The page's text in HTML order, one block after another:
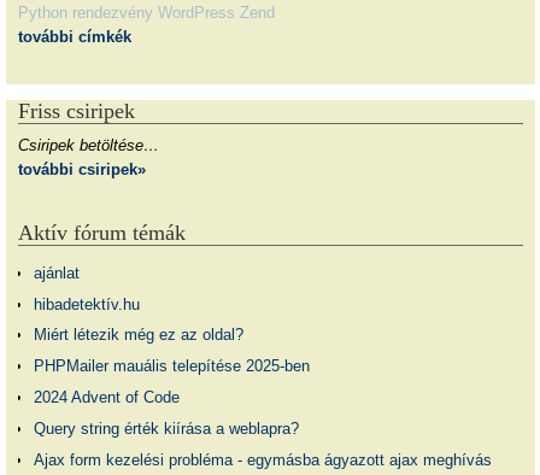
Python rendezvény WordPress Zend
további címkék
Friss csiripek
Csiripek betöltése…
további csiripek»
Aktív fórum témák
ajánlat
hibadetektív.hu
Miért létezik még ez az oldal?
PHPMailer mauális telepítése 2025-ben
2024 Advent of Code
Query string érték kiírása a weblapra?
Ajax form kezelési probléma - egymásba ágyazott ajax meghívás